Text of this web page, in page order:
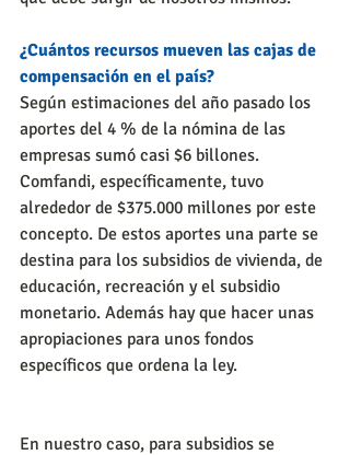
¿Cuántos recursos mueven las cajas de
compensación en el país?
Según estimaciones del año pasado los
aportes del 4 % de la nómina de las
empresas sumó casi $6 billones.
Comfandi, específicamente, tuvo
alrededor de $375.000 millones por este
concepto. De estos aportes una parte se
destina para los subsidios de vivienda, de
educación, recreación y el subsidio
monetario. Además hay que hacer unas
apropiaciones para unos fondos
específicos que ordena la ley.
En nuestro caso, para subsidios se